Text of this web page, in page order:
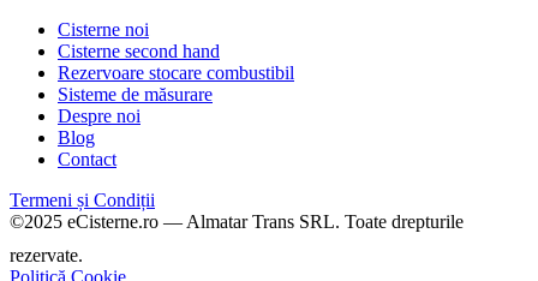
Cisterne noi
Cisterne second hand
Rezervoare stocare combustibil
Sisteme de măsurare
Despre noi
Blog
Contact
Termeni și Condiții
©2025 eCisterne.ro — Almatar Trans SRL. Toate drepturile
rezervate.
Politică Cookie